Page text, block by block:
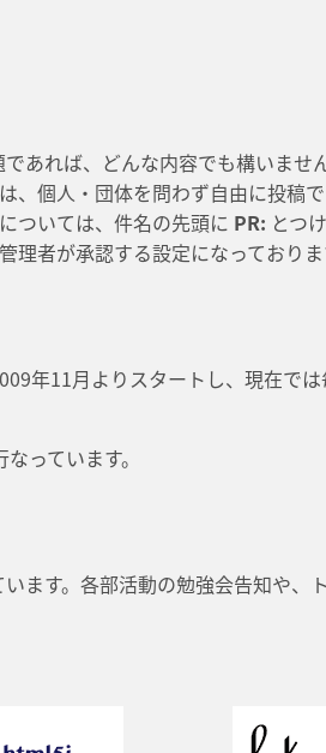
あれば、どんな内容でも構いません
個人・団体を問わず自由に投稿で
ついては、件名の先頭に PR: とつ
者が承認する設定になっておりま
年11月よりスタートし、現在で
なっています。
ます。各部活動の勉強会告知や、